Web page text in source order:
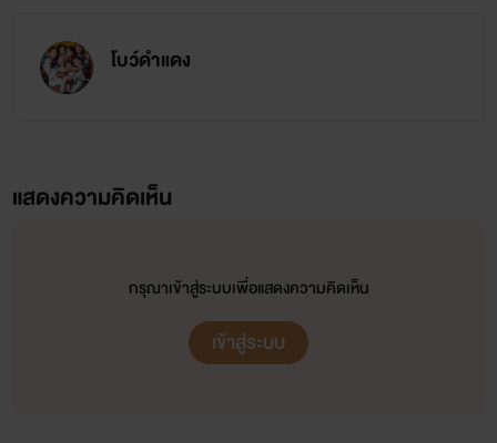
โบว์ดำแดง
แสดงความคิดเห็น
กรุณาเข้าสู่ระบบเพื่อแสดงความคิดเห็น
เข้าสู่ระบบ